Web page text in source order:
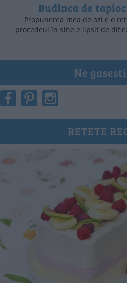
Budinca de
Propunerea mea de azi e o
procedeul în sine e lipsit de
Ne
RETETE